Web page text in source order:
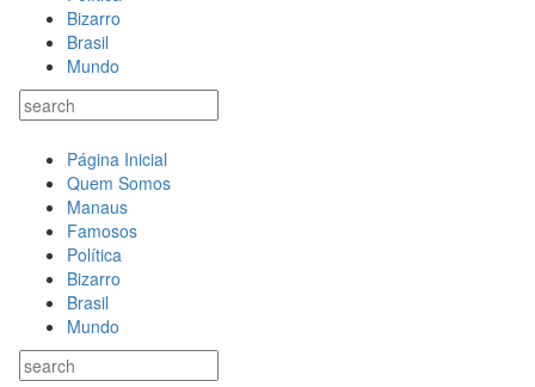
Bizarro
Brasil
Mundo
Página Inicial
Quem Somos
Manaus
Famosos
Política
Bizarro
Brasil
Mundo